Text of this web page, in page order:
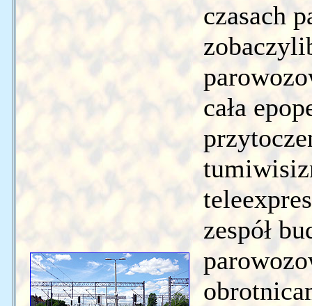
czasach
cała
zespół